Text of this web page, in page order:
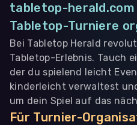
tabletop-herald.com
Tabletop-Turniere
Bei Tabletop Herald
Tabletop-Erlebnis. Tauch
der du spielend leicht
kinderleicht verwaltest
um dein Spiel auf das
Für Turnier-